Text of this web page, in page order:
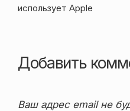
использует Apple
Добавить
Ваш адрес email не